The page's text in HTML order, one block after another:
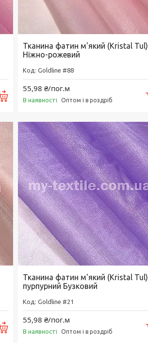
Купити
Тканина фатин м'який (Kristal Tul)
Ніжно-рожевий
Goldline #88
55,98 ₴/пог.м
В наявності Оптом і в роздріб
Купити
Тканина фатин м'який (Kristal Tul)
пурпурний Бузковий
Goldline #21
55,98 ₴/пог.м
В наявності Оптом і в роздріб